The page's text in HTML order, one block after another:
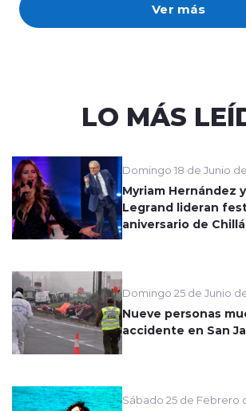
Ver más
LO MÁS
Domingo 18 de Junio
Myriam Hernández
Legrand lideran
aniversario de
Domingo 25 de Junio
Nueve personas
accidente en San
Sábado 25 de Febrero